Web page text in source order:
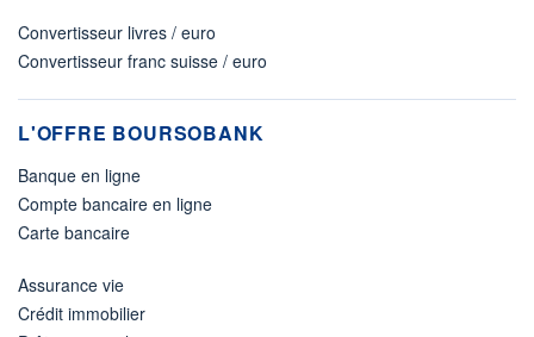
Convertisseur livres / euro
Convertisseur franc suisse / euro
L'OFFRE BOURSOBANK
Banque en ligne
Compte bancaire en ligne
Carte bancaire
Assurance vie
Crédit immobilier